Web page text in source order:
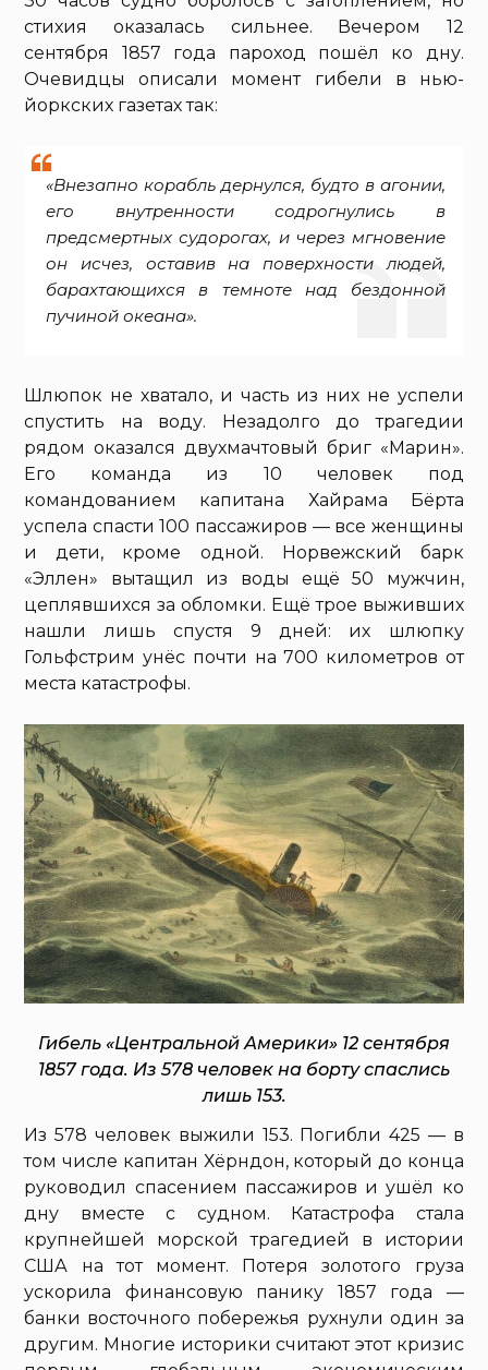
стихия оказалась сильнее. Вечером 12
сентября 1857 года пароход пошёл ко дну.
Очевидцы описали момент гибели в нью-
йоркских газетах так:
«Внезапно корабль дернулся, будто в агонии,
его внутренности содрогнулись в
предсмертных судорогах, и через мгновение
он исчез, оставив на поверхности людей,
барахтающихся в темноте над бездонной
пучиной океана».
Шлюпок не хватало, и часть из них не успели
спустить на воду. Незадолго до трагедии
рядом оказался двухмачтовый бриг «Марин».
Его команда из 10 человек под
командованием капитана Хайрама Бёрта
успела спасти 100 пассажиров — все женщины
и дети, кроме одной. Норвежский барк
«Эллен» вытащил из воды ещё 50 мужчин,
цеплявшихся за обломки. Ещё трое выживших
нашли лишь спустя 9 дней: их шлюпку
Гольфстрим унёс почти на 700 километров от
места катастрофы.
Гибель «Центральной Америки» 12 сентября
1857 года. Из 578 человек на борту спаслись
лишь 153.
Из 578 человек выжили 153. Погибли 425 — в
том числе капитан Хёрндон, который до конца
руководил спасением пассажиров и ушёл ко
дну вместе с судном. Катастрофа стала
крупнейшей морской трагедией в истории
США на тот момент. Потеря золотого груза
ускорила финансовую панику 1857 года —
банки восточного побережья рухнули один за
другим. Многие историки считают этот кризис